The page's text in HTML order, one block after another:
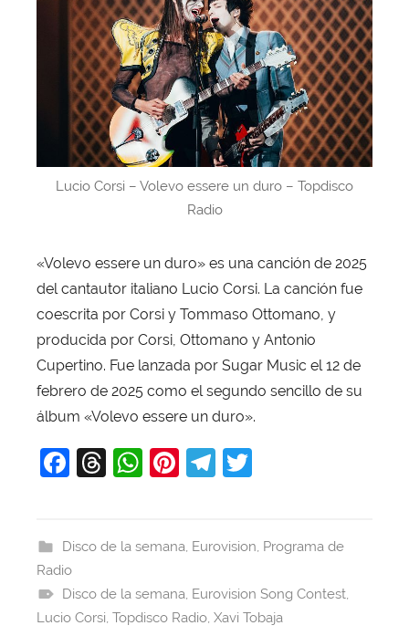
Lucio Corsi – Volevo essere un duro – Topdisco
Radio
«Volevo essere un duro» es una canción de 2025
del cantautor italiano Lucio Corsi. La canción fue
coescrita por Corsi y Tommaso Ottomano, y
producida por Corsi, Ottomano y Antonio
Cupertino. Fue lanzada por Sugar Music el 12 de
febrero de 2025 como el segundo sencillo de su
álbum «Volevo essere un duro».
F
e
b
o
T
a
d
s
W
s
p
Pi
e
st
T
gr
a
m
er
Disco de la semana, Eurovision, Programa de
Radio
Disco de la semana, Eurovision Song Contest,
Lucio Corsi, Topdisco Radio, Xavi Tobaja